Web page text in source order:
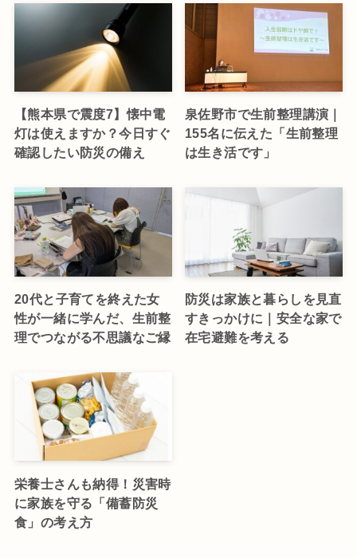
【熊本県で震度7】懐中電
灯は使えますか？今日すぐ
確認したい防災の備え
泉佐野市で生前整理講演｜
155名に伝えた「生前整理
は生き活です」
20代と子育てを終えた女
性が一緒に学んだ、生前整
理でつながる不思議なご縁
防災は家族と暮らしを見直
すきっかけに｜安全な家で
在宅避難を考える
栄養士さんも納得！災害時
に家族を守る「備蓄防災
食」の考え方